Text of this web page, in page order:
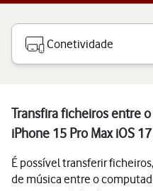
Conetividade
Transfira ficheiros entre
iPhone 15 Pro Max iOS 17
É possível transferir
de música entre o